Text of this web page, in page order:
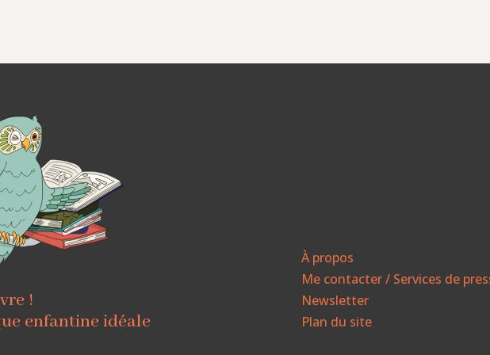
!
enfantine idéale
À propos
Me contacter / Services de
Newsletter
Plan du site